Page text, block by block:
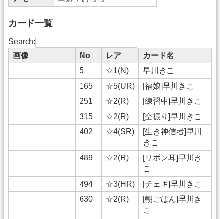
カード一覧
Search:
画像
No レア
カード名
5
☆1(N)
早川きこ
165
☆5(UR)
[福娘]早川きこ
251
☆2(R)
[練習中]早川きこ
315
☆2(R)
[空振り]早川きこ
402
☆4(SR)
[生き神信者]早川
きこ
489
☆2(R)
[リボン耳]早川き
こ
494
☆3(HR)
[チェキ]早川きこ
630
☆2(R)
[朝ごはん]早川き
こ